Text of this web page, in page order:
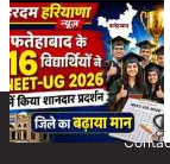
Follow Us
Copyright © 2022